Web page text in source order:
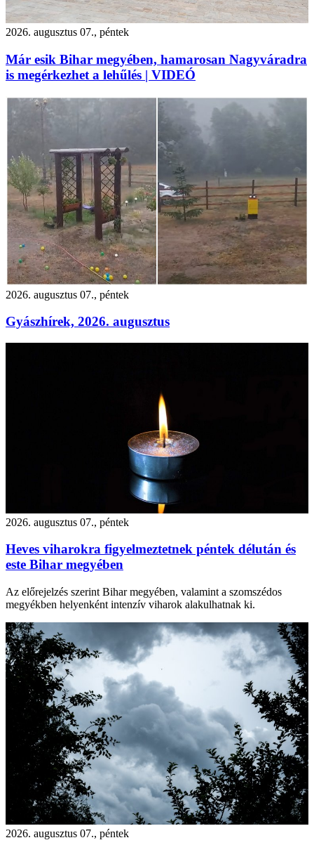
2026. augusztus 07., péntek
Már esik Bihar megyében, hamarosan Nagyváradra
is megérkezhet a lehűlés | VIDEÓ
2026. augusztus 07., péntek
Gyászhírek, 2026. augusztus
2026. augusztus 07., péntek
Heves viharokra figyelmeztetnek péntek délután és
este Bihar megyében
Az előrejelzés szerint Bihar megyében, valamint a szomszédos
megyékben helyenként intenzív viharok alakulhatnak ki.
2026. augusztus 07., péntek